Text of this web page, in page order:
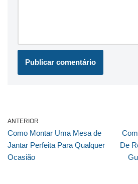
ANTERIOR
Como Montar Uma Mesa de
Jantar Perfeita Para Qualquer
Ocasião
De